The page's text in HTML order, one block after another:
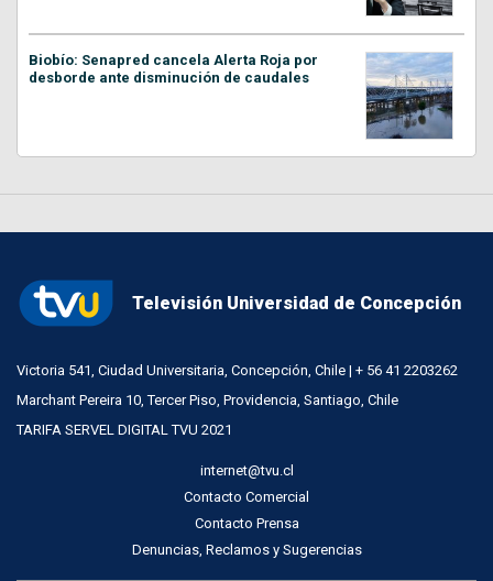
Biobío: Senapred cancela Alerta Roja por
desborde ante disminución de caudales
Televisión Universidad de Concepción
Victoria 541, Ciudad Universitaria, Concepción, Chile | + 56 41 2203262
Marchant Pereira 10, Tercer Piso, Providencia, Santiago, Chile
TARIFA SERVEL DIGITAL TVU 2021
internet@tvu.cl
Contacto Comercial
Contacto Prensa
Denuncias, Reclamos y Sugerencias